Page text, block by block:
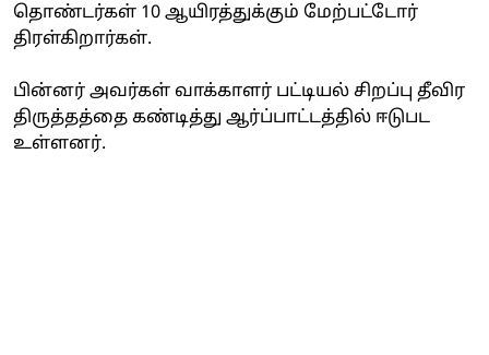
தொண்டர்கள் 10 ஆயிரத்துக்கும் மேற்பட்டோர்
திரள்கிறார்கள்.
பின்னர் அவர்கள் வாக்காளர் பட்டியல் சிறப்பு தீவிர
திருத்தத்தை கண்டித்து ஆர்ப்பாட்டத்தில் ஈடுபட
உள்ளனர்.